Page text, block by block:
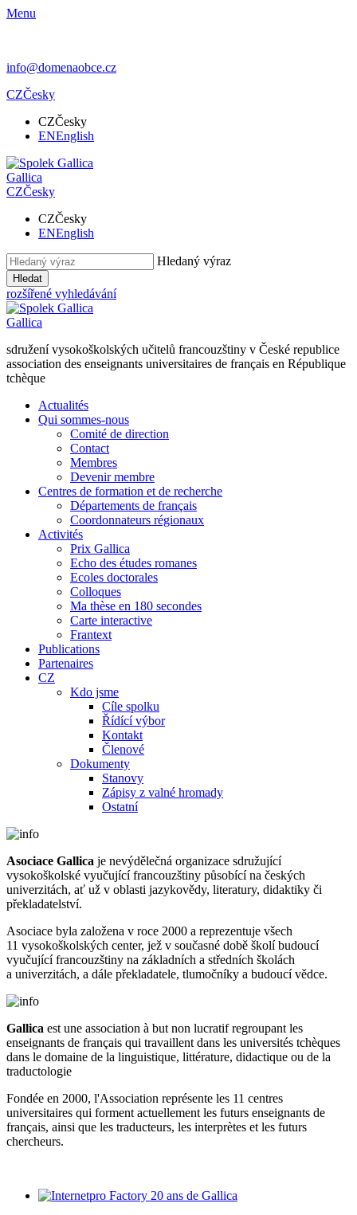
Menu
info@domenaobce.cz
CZČesky
CZČesky
ENEnglish
Gallica
CZČesky
CZČesky
ENEnglish
Hledaný výraz
Hledat
rozšířené vyhledávání
Gallica
sdružení vysokoškolských učitelů francouzštiny v České republice
association des enseignants universitaires de français en République
tchèque
Actualités
Qui sommes-nous
Comité de direction
Contact
Membres
Devenir membre
Centres de formation et de recherche
Départements de français
Coordonnateurs régionaux
Activités
Prix Gallica
Echo des études romanes
Ecoles doctorales
Colloques
Ma thèse en 180 secondes
Carte interactive
Frantext
Publications
Partenaires
CZ
Kdo jsme
Cíle spolku
Řídící výbor
Kontakt
Členové
Dokumenty
Stanovy
Zápisy z valné hromady
Ostatní
Asociace Gallica je nevýdělečná organizace sdružující
vysokoškolské vyučující francouzštiny působící na českých
univerzitách, ať už v oblasti jazykovědy, literatury, didaktiky či
překladatelství.
Asociace byla založena v roce 2000 a reprezentuje všech
11 vysokoškolských center, jež v současné době školí budoucí
vyučující francouzštiny na základních a středních školách
a univerzitách, a dále překladatele, tlumočníky a budoucí vědce.
Gallica est une association à but non lucratif regroupant les
enseignants de français qui travaillent dans les universités tchèques
dans le domaine de la linguistique, littérature, didactique ou de la
traductologie
Fondée en 2000, l'Association représente les 11 centres
universitaires qui forment actuellement les futurs enseignants de
français, ainsi que les traducteurs, les interprètes et les futurs
chercheurs.
20 ans de Gallica